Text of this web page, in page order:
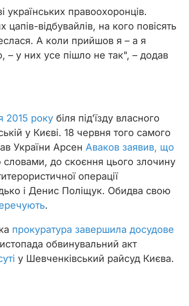
українських правоохоронців.
відбувайлів, на кого повісять
А коли прийшов я – а я
– у них усе пішло не так", – додав
2015 року біля під'їзду власного
у Києві. 18 червня того самого
України Арсен Аваков заявив, що
словами, до скоєння цього злочину
операції
і Денис Поліщук. Обидва свою
.
прокуратура завершила досудове
обвинувальний акт
у Шевченківський райсуд Києва.